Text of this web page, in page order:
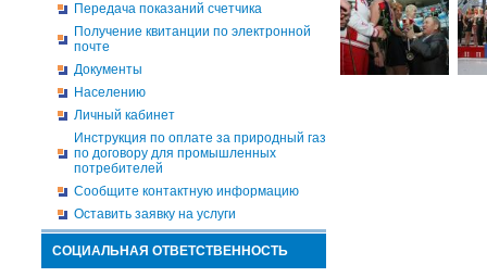
Передача показаний счетчика
Получение квитанции по электронной
почте
Документы
Населению
Личный кабинет
Инструкция по оплате за природный газ
по договору для промышленных
потребителей
Сообщите контактную информацию
Оставить заявку на услуги
СОЦИАЛЬНАЯ ОТВЕТСТВЕННОСТЬ